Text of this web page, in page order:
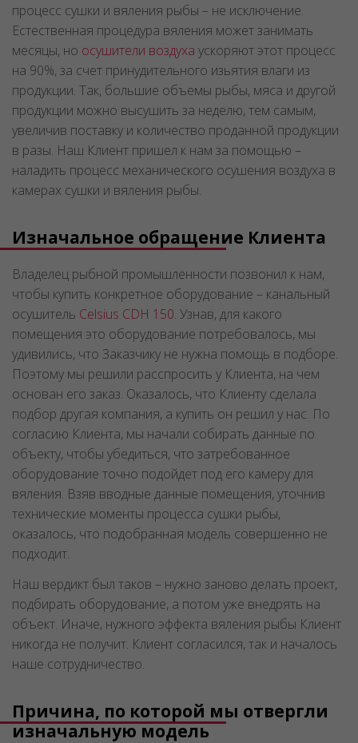
процесс сушки и вяления рыбы – не исключение.
Естественная процедура вяления может занимать
месяцы, но осушители воздуха ускоряют этот процесс
на 90%, за счет принудительного изьятия влаги из
продукции. Так, большие объемы рыбы, мяса и другой
продукции можно высушить за неделю, тем самым,
увеличив поставку и количество проданной продукции
в разы. Наш Клиент пришел к нам за помощью –
наладить процесс механического осушения воздуха в
камерах сушки и вяления рыбы.
Изначальное обращение Клиента
Владелец рыбной промышленности позвонил к нам,
чтобы купить конкретное оборудование – канальный
осушитель Celsius CDH 150. Узнав, для какого
помещения это оборудование потребовалось, мы
удивились, что Заказчику не нужна помощь в подборе.
Поэтому мы решили расспросить у Клиента, на чем
основан его заказ. Оказалось, что Клиенту сделала
подбор другая компания, а купить он решил у нас. По
согласию Клиента, мы начали собирать данные по
объекту, чтобы убедиться, что затребованное
оборудование точно подойдет под его камеру для
вяления. Взяв вводные данные помещения, уточнив
технические моменты процесса сушки рыбы,
оказалось, что подобранная модель совершенно не
подходит.
Наш вердикт был таков – нужно заново делать проект,
подбирать оборудование, а потом уже внедрять на
объект. Иначе, нужного эффекта вяления рыбы Клиент
никогда не получит. Клиент согласился, так и началось
наше сотрудничество.
Причина, по которой мы отвергли
изначальную модель